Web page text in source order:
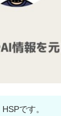
HSPです。